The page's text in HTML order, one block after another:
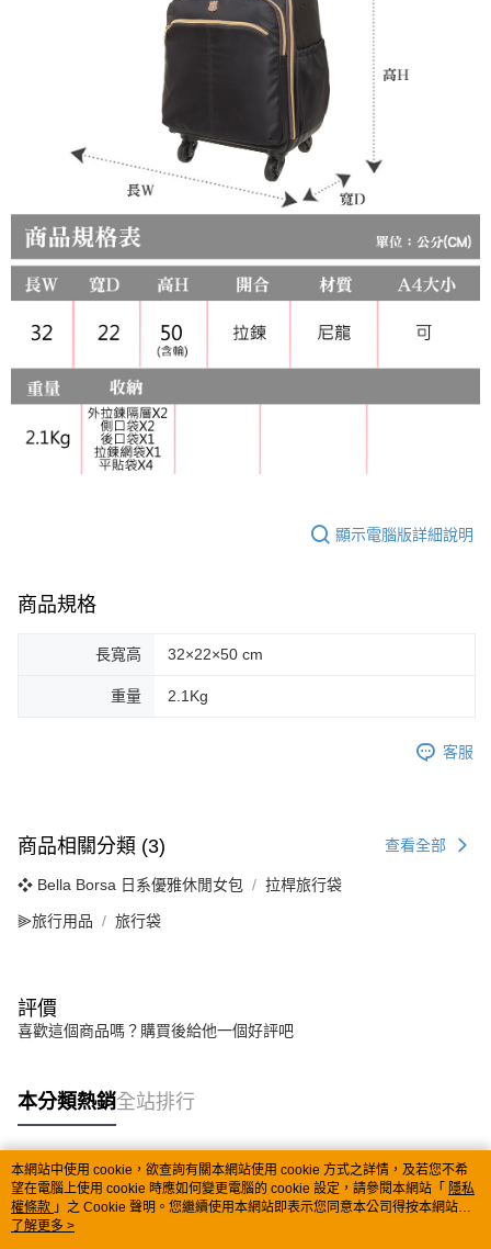
顯示電腦版詳細說明
商品規格
長寬高 32×22×50 cm
重量 2.1Kg
客服
商品相關分類 (3) 查看全部
❖ Bella Borsa 日系優雅休閒女包 拉桿旅行袋
⫸旅行用品 旅行袋
評價
喜歡這個商品嗎？購買後給他一個好評吧
本分類熱銷全站排行
熱門標籤
本網站中使用 cookie，欲查詢有關本網站使用 cookie 方式之詳情，及若您不希
望在電腦上使用 cookie 時應如何變更電腦的 cookie 設定，請參閱本網站「 隱私
權條款 」之 Cookie 聲明。您繼續使用本網站即表示您同意本公司得按本網站使
用條款之 Cookie 聲明使用 cookie。
了解更多 >